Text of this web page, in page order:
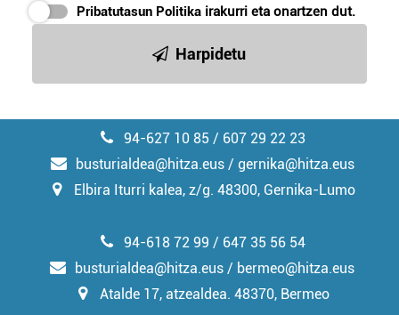
Pribatutasun Politika irakurri eta onartzen dut.
Harpidetu
94-627 10 85 / 607 29 22 23
busturialdea@hitza.eus / gernika@hitza.eus
Elbira Iturri kalea, z/g. 48300, Gernika-Lumo
94-618 72 99 / 647 35 56 54
busturialdea@hitza.eus / bermeo@hitza.eus
Atalde 17, atzealdea. 48370, Bermeo